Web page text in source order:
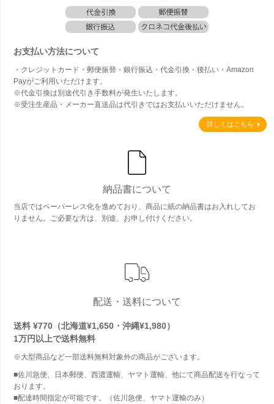
お支払い方法について
・クレジットカード・郵便振替・銀行振込・代金引換・後払い・Amazon
Payがご利用いただけます。
※代金引換は別途代引き手数料が発生いたします。
※受注生産品・メーカー直送品は代引きではお支払いいただけません。
詳しくはこちら
納品書について
当店ではペーパーレス化を進めており、商品に紙の納品書はお入れしてお
りません。ご必要な方は、別途、お申し付けください。
配送・送料について
送料 ¥770（北海道¥1,650・沖縄¥1,980）
1万円以上で送料無料
※大型商品など一部送料無料対象外の商品がございます。
■佐川急便、日本郵便、西濃運輸、ヤマト運輸、他にて商品配送を行なって
おります。
■配達時間指定が可能です。（佐川急便、ヤマト運輸のみ）